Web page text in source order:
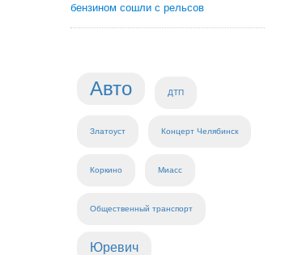
бензином сошли с рельсов
Авто ДТП
Златоуст Концерт Челябинск
Коркино Миасс
Общественный транспорт
Юревич